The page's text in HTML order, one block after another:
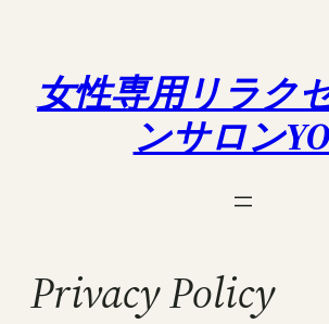
女性専用リラク
ンサロン
Privacy Policy